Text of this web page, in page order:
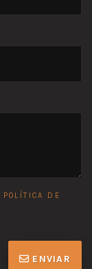
POLÍTICA DE
ENVIAR